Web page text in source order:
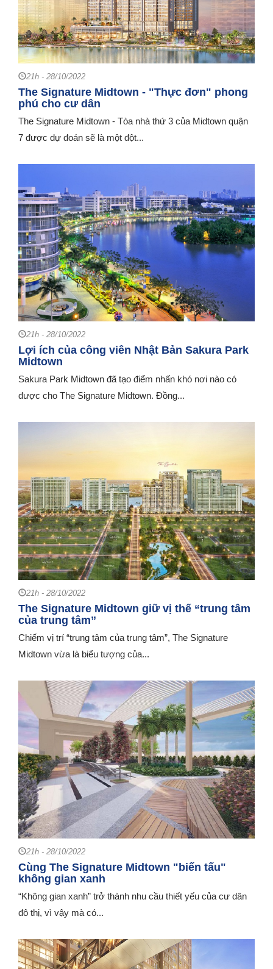
21h - 28/10/2022
The Signature Midtown - "Thực đơn" phong
phú cho cư dân
The Signature Midtown - Tòa nhà thứ 3 của Midtown quận
7 được dự đoán sẽ là một đột...
21h - 28/10/2022
Lợi ích của công viên Nhật Bản Sakura Park
Midtown
Sakura Park Midtown đã tạo điểm nhấn khó nơi nào có
được cho The Signature Midtown. Đồng...
21h - 28/10/2022
The Signature Midtown giữ vị thế “trung tâm
của trung tâm”
Chiếm vị trí “trung tâm của trung tâm”, The Signature
Midtown vừa là biểu tượng của...
21h - 28/10/2022
Cùng The Signature Midtown "biến tấu"
không gian xanh
“Không gian xanh” trở thành nhu cầu thiết yếu của cư dân
đô thị, vì vậy mà có...